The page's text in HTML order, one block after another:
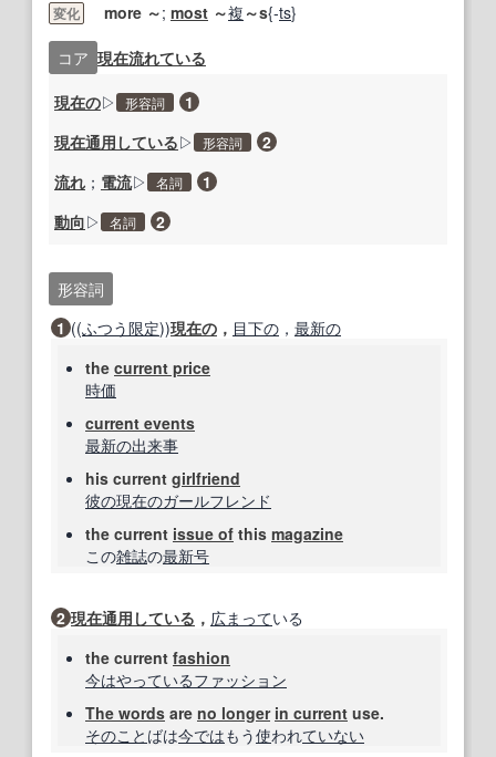
変化 more ～; most ～複 ～s{-ts}
コア 現在流れている
現在の▷ 形容詞
1
現在通用 している▷ 形容詞
2
流れ ； 電流▷ 名詞
1
動向▷ 名詞 2
形容詞
1 ((ふつう限定))現在の ， 目下の ， 最新の
the current price
時価
current events
最新の出来事
his current girlfriend
彼の現在のガールフレンド
the current issue of this magazine
この雑誌の最新号
2 現在通用 している ， 広まっている
the current fashion
今はやっているファッション
The words are no longer in current use.
そのこと ばは今ではもう使われていない